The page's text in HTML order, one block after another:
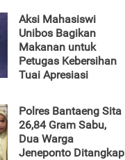
Aksi Mahasiswi
Unibos Bagikan
Makanan untuk
Petugas Kebersihan
Tuai Apresiasi
Polres Bantaeng Sita
26,84 Gram Sabu,
Dua Warga
Jeneponto Ditangkap